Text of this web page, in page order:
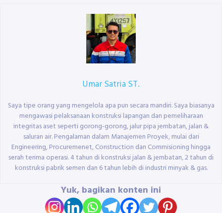
Umar Satria ST.
Saya tipe orang yang mengelola apa pun secara mandiri. Saya biasanya
mengawasi pelaksanaan konstruksi lapangan dan pemeliharaan
integritas aset seperti gorong-gorong, jalur pipa jembatan, jalan &
saluran air. Pengalaman dalam Manajemen Proyek, mulai dari
Engineering, Procuremenet, Construction dan Commisioning hingga
serah terima operasi. 4 tahun di konstruksi jalan & jembatan, 2 tahun di
konstruksi pabrik semen dan 6 tahun lebih di industri minyak & gas.
Yuk, bagikan konten ini